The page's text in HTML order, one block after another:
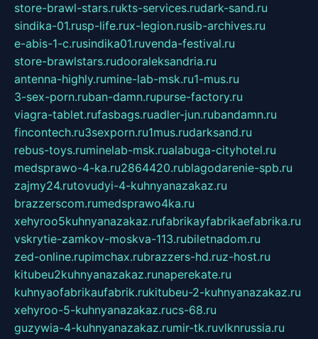
store-brawl-stars.rukts-services.rudark-sand.ru
sindika-01.rusp-life.rux-legion.rusib-archives.ru
e-abis-1-c.rusindika01.ruvenda-festival.ru
store-brawlstars.rudooraleksandria.ru
antenna-highly.rumine-lab-msk.ru1-mus.ru
3-sex-porn.ruban-damn.rupurse-factory.ru
viagra-tablet.rufasbags.ruadler-jun.rubandamn.ru
fincontech.ru3sexporn.ru1mus.rudarksand.ru
rebus-toys.ruminelab-msk.rualabuga-cityhotel.ru
medsprawo-4-ka.ru2864420.rublagodarenie-spb.ru
zajmy24.rutovudyi-4-kuhnyanazakaz.ru
brazzerscom.rumedsprawo4ka.ru
xehyroo5kuhnyanazakaz.rufabrikayfabrikaefabrika.ru
vskrytie-zamkov-moskva-113.rubiletnadom.ru
zed-online.rupimchax.rubrazzers-hd.ruz-host.ru
kitubeu2kuhnyanazakaz.runaperekate.ru
kuhnyaofabrikaufabrik.rukitubeu-2-kuhnyanazakaz.ru
xehyroo-5-kuhnyanazakaz.rucs-68.ru
guzywia-4-kuhnyanazakaz.rumir-tk.ruvlknrussia.ru